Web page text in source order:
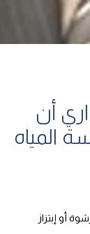
أن
المياه
أو إبتزاز